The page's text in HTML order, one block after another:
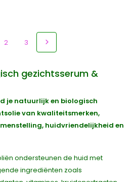
2 3
gezichtsserum &
je natuurlijk en biologisch
van kwaliteitsmerken,
huidvriendelijkheid en
ondersteunen de huid met
ingrediënten zoals